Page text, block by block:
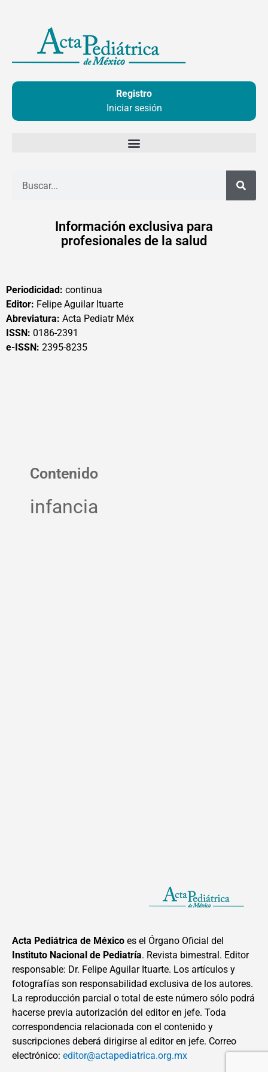
contenido
Registro
Iniciar sesión
Información exclusiva para
profesionales de la salud
Periodicidad: continua
Editor: Felipe Aguilar Ituarte
Abreviatura: Acta Pediatr Méx
ISSN: 0186-2391
e-ISSN: 2395-8235
Contenido
infancia
Acta Pediátrica de México es el Órgano Oficial del
Instituto Nacional de Pediatría. Revista bimestral. Editor
responsable: Dr. Felipe Aguilar Ituarte. Los artículos y
fotografías son responsabilidad exclusiva de los autores.
La reproducción parcial o total de este número sólo podrá
hacerse previa autorización del editor en jefe. Toda
correspondencia relacionada con el contenido y
suscripciones deberá dirigirse al editor en jefe. Correo
electrónico: editor@actapediatrica.org.mx